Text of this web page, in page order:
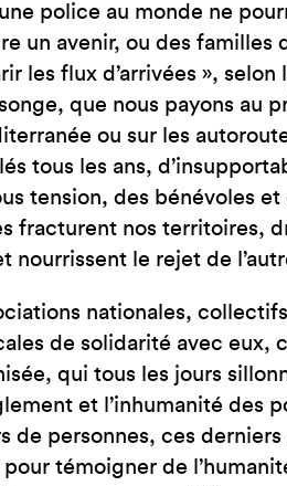
police au monde ne
un avenir, ou des
les flux d’arrivées »,
que nous payons au
ou sur les
tous les ans,
tension, des bénévoles
fracturent nos territoires,
nourrissent le rejet de
nationales,
de solidarité avec eux,
qui tous les jours
et l’inhumanité des
de personnes, ces derniers
témoigner de